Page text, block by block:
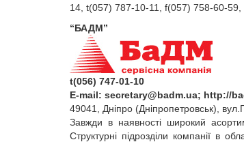
14, t(057) 787‑10‑11, f(057)
“БАДМ”
t(056) 747-01-10
E‑mail: secretary@badm.ua; http://
49041, Дніпро (Дніпропетровськ),
Завжди в наявності широкий
Структурні підрозділи компанії в